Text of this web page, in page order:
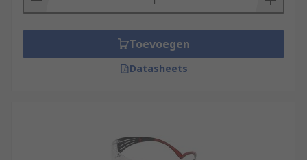
Toevoegen
Datasheets